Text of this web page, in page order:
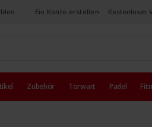
Ein Konto erstellen Kostenloser
Zubehör Torwart Padel